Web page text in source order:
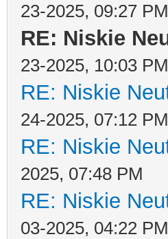
23-2025, 09:27 PM
RE: Niskie
23-2025, 10:03 PM
RE: Niskie
24-2025, 07:12 PM
RE: Niskie
2025, 07:48 PM
RE: Niskie
03-2025, 04:22 PM